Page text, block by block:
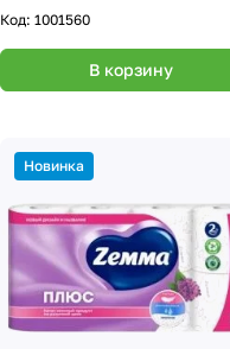
4 рулона
Код: 1001560
В корзину
Новинка